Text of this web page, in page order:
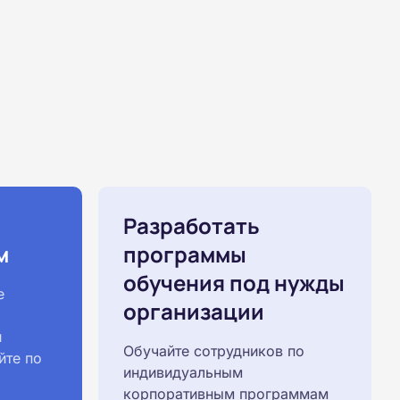
по
Разработать
программы
обучения под нужды
организации
Обучайте сотрудников по
индивидуальным
корпоративным программам